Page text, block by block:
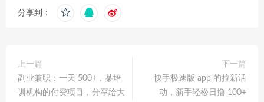
分享到：
上一篇
副业兼职：一天 500+，某培
训机构的付费项目，分享给大
下一篇
快手极速版 app 的拉新活
动，新手轻松日撸 100+